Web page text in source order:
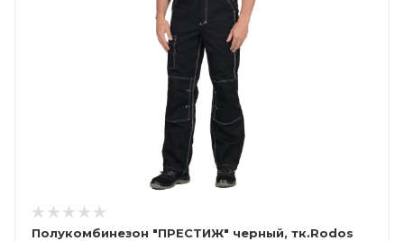
Полукомбинезон "ПРЕСТИЖ" черный, тк.Rodos